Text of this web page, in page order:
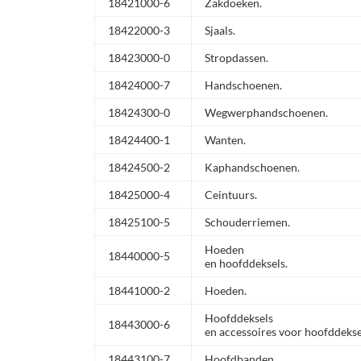
18422000-3
Sjaals.
18423000-0
Stropdassen.
18424000-7
Handschoenen.
18424300-0
Wegwerphandschoenen.
18424400-1
Wanten.
18424500-2
Kaphandschoenen.
18425000-4
Ceintuurs.
18425100-5
Schouderriemen.
18440000-5
Hoeden
en hoofddeksels.
18441000-2
Hoeden.
18443000-6
Hoofddeksels
en accessoires voor